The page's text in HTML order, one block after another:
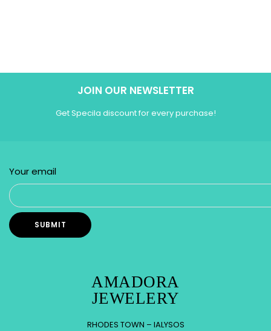
JOIN OUR NEWSLETTER
Get Specila discount for every purchase!
Your email
AMADORA
JEWELERY
RHODES TOWN – IALYSOS